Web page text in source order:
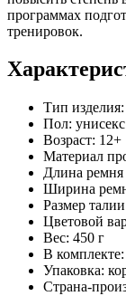
программах
тренировок.
Тип
Пол: унисекс
Возраст: 12+
Материал
Длина ремня
Ширина
Размер
Цветовой
Вес: 450 г
В
Упаковка:
Страна-